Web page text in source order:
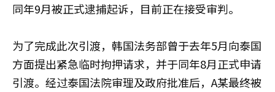
同年9月被正式逮捕起诉，目前正在接受审判。
为了完成此次引渡，韩国法务部曾于去年5月向泰国
方面提出紧急临时拘押请求，并于同年8月正式申请
引渡。经过泰国法院审理及政府批准后，A某最终被